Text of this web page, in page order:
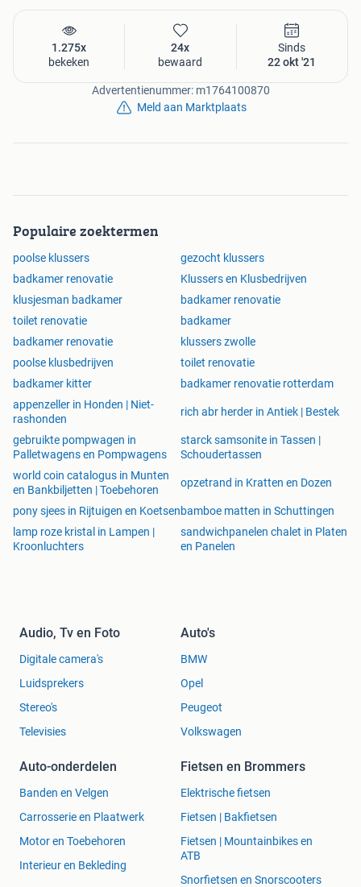
1.275x
bekeken
24x
bewaard
Sinds
22 okt '21
Advertentienummer: m1764100870
Meld aan Marktplaats
Populaire zoektermen
poolse klussers
gezocht klussers
badkamer renovatie
Klussers en Klusbedrijven
klusjesman badkamer
badkamer renovatie
toilet renovatie
badkamer
badkamer renovatie
klussers zwolle
poolse klusbedrijven
toilet renovatie
badkamer kitter
badkamer renovatie rotterdam
appenzeller in Honden | Niet-
rashonden
rich abr herder in Antiek | Bestek
gebruikte pompwagen in
Palletwagens en Pompwagens
starck samsonite in Tassen |
Schoudertassen
world coin catalogus in Munten
en Bankbiljetten | Toebehoren
opzetrand in Kratten en Dozen
pony sjees in Rijtuigen en Koetsenbamboe matten in Schuttingen
lamp roze kristal in Lampen |
Kroonluchters
sandwichpanelen chalet in Platen
en Panelen
Audio, Tv en Foto
Digitale camera's
Luidsprekers
Stereo's
Televisies
Auto's
BMW
Opel
Peugeot
Volkswagen
Auto-onderdelen
Banden en Velgen
Carrosserie en Plaatwerk
Motor en Toebehoren
Interieur en Bekleding
Fietsen en Brommers
Elektrische fietsen
Fietsen | Bakfietsen
Fietsen | Mountainbikes en
ATB
Snorfietsen en Snorscooters